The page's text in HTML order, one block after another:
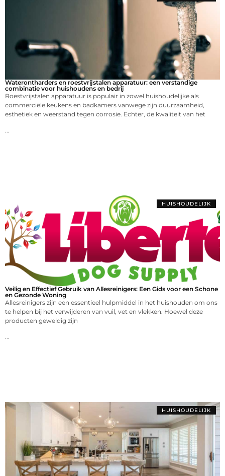
Waterontharders en roestvrijstalen apparatuur: een verstandige
combinatie voor huishoudens en bedrij
Roestvrijstalen apparatuur is populair in zowel huishoudelijke als
commerciële keukens en badkamers vanwege zijn duurzaamheid,
esthetiek en weerstand tegen corrosie. Echter, de kwaliteit van het
...
HUISHOUDELIJK
Veilig en Effectief Gebruik van Allesreinigers: Een Gids voor een Schone
en Gezonde Woning
Allesreinigers zijn een essentieel hulpmiddel in het huishouden om ons
te helpen bij het verwijderen van vuil, vet en vlekken. Hoewel deze
producten geweldig zijn
...
HUISHOUDELIJK